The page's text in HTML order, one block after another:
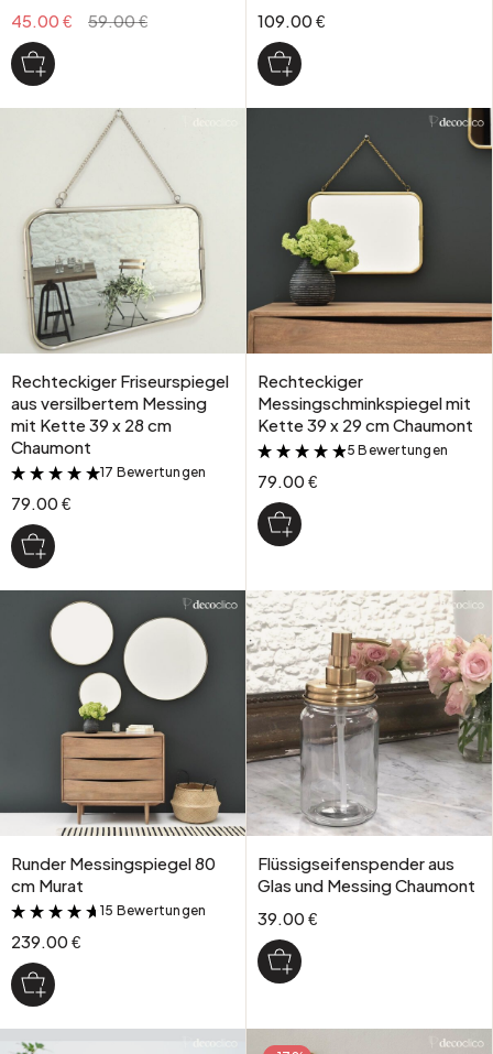
45.00 € 59.00 € 109.00 €
Rechteckiger Friseurspiegel
aus versilbertem Messing
mit Kette 39 x 28 cm
Chaumont
&
17 Bewertungen
79.00 €
Rechteckiger
Messingschminkspiegel mit
Kette 39 x 29 cm Chaumont
&
5 Bewertungen
79.00 €
Runder Messingspiegel 80
cm Murat
&
15 Bewertungen
239.00 €
Flüssigseifenspender aus
Glas und Messing Chaumont
39.00 €